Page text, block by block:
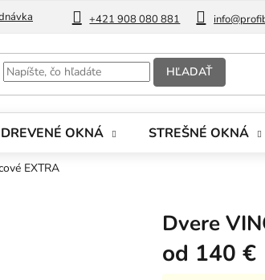
+421 908 080 881
Blog
HĽADAŤ
DREVENÉ OKNÁ STREŠNÉ OKNÁ
EXTRA
Dvere
od 140 €